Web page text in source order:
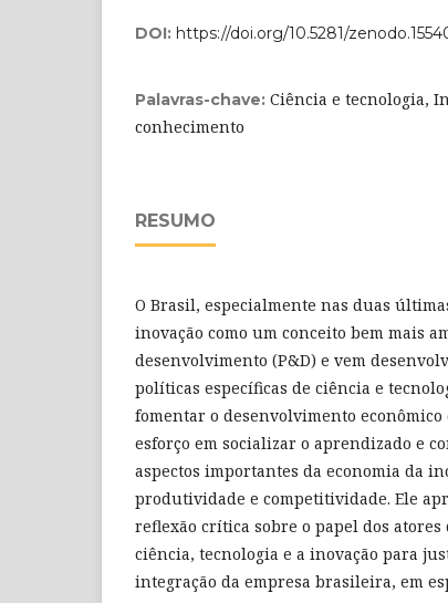
DOI: https://doi.org/10.5281/
Palavras-chave: Ciência e tecnologia,
conhecimento
RESUMO
O Brasil, especialmente nas duas
inovação como um conceito bem mais
desenvolvimento (P&D) e vem
políticas específicas de ciência e
fomentar o desenvolvimento econômico
esforço em socializar o aprendizado e
aspectos importantes da economia da
produtividade e competitividade. Ele
reflexão crítica sobre o papel dos atores
ciência, tecnologia e a inovação para
integração da empresa brasileira, em